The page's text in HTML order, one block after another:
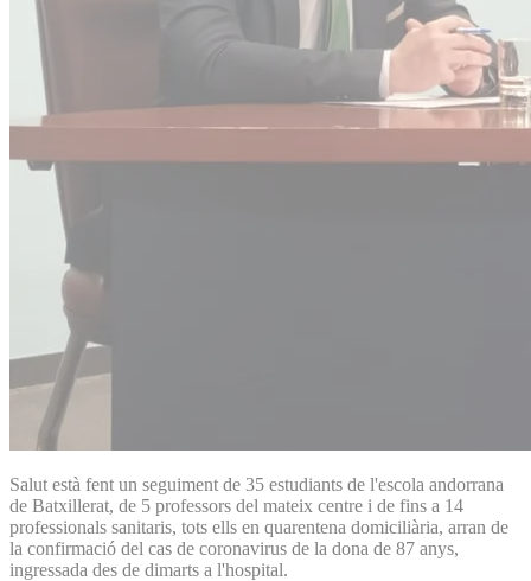
Salut està fent un seguiment de 35 estudiants de l'escola andorrana
de Batxillerat, de 5 professors del mateix centre i de fins a 14
professionals sanitaris, tots ells en quarentena domiciliària, arran de
la confirmació del cas de coronavirus de la dona de 87 anys,
ingressada des de dimarts a l'hospital.